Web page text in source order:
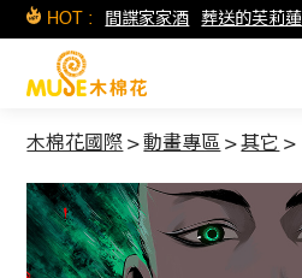
HOT : 間諜家家酒 葬送的芙莉蓮
木棉花國際 >動畫專區 >其它 >